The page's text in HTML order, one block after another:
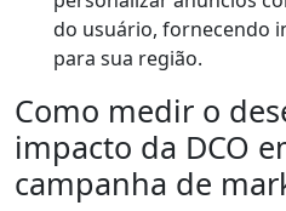
do usuário, fornecendo
para sua região.
Como medir o
impacto da DCO
campanha de